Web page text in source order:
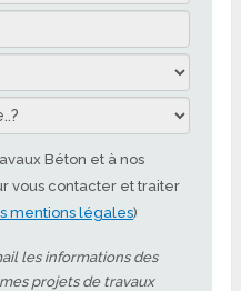
Béton et à nos
vous contacter et traiter
mentions légales)
les informations des
projets de travaux